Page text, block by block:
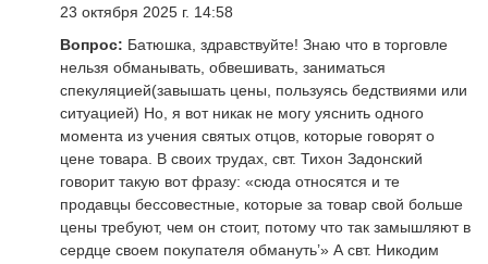
23 октября 2025 г. 14:58
Вопрос: Батюшка, здравствуйте! Знаю что в торговле
нельзя обманывать, обвешивать, заниматься
спекуляцией(завышать цены, пользуясь бедствиями или
ситуацией) Но, я вот никак не могу уяснить одного
момента из учения святых отцов, которые говорят о
цене товара. В своих трудах, свт. Тихон Задонский
говорит такую вот фразу: «сюда относятся и те
продавцы бессовестные, которые за товар свой больше
цены требуют, чем он стоит, потому что так замышляют в
сердце своем покупателя обмануть’» А свт. Никодим